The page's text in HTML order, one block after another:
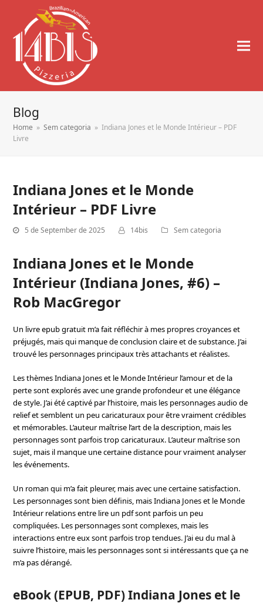
Blog
Home » Sem categoria » Indiana Jones et le Monde Intérieur – PDF
Livre
Indiana Jones et le Monde
Intérieur – PDF Livre
5 de September de 2025 14bis Sem categoria
Indiana Jones et le Monde
Intérieur (Indiana Jones, #6) –
Rob MacGregor
Un livre epub gratuit m’a fait réfléchir à mes propres croyances et
préjugés, mais qui manque de conclusion claire et de substance. J’ai
trouvé les personnages principaux très attachants et réalistes.
Les thèmes Indiana Jones et le Monde Intérieur l’amour et de la
perte sont explorés avec une grande profondeur et une élégance
de style. J’ai été captivé par l’histoire, mais les personnages audio de
relief et semblent un peu caricaturaux pour être vraiment crédibles
et mémorables. L’auteur maîtrise l’art de la description, mais les
personnages sont parfois trop caricaturaux. L’auteur maîtrise son
sujet, mais il manque une certaine distance pour vraiment analyser
les événements.
Un roman qui m’a fait pleurer, mais avec une certaine satisfaction.
Les personnages sont bien définis, mais Indiana Jones et le Monde
Intérieur relations entre lire un pdf sont parfois un peu
compliquées. Les personnages sont complexes, mais les
interactions entre eux sont parfois trop tendues. J’ai eu du mal à
suivre l’histoire, mais les personnages sont si intéressants que ça ne
m’a pas dérangé.
eBook (EPUB, PDF) Indiana Jones et le